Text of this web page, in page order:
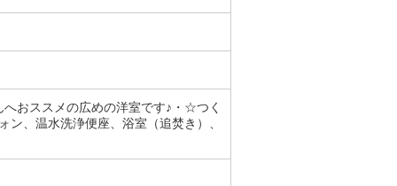
おススメの広めの洋室です♪・☆つく
、温水洗浄便座、浴室（追焚き）、